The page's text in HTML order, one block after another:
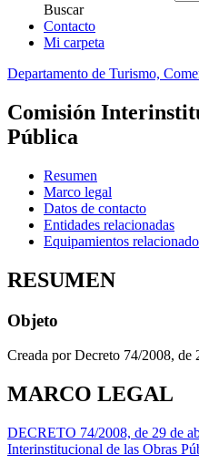
Buscar
Contacto
Mi carpeta
Departamento de Turismo,
Comisión
Pública
Resumen
Marco legal
Datos de contacto
Entidades relacionadas
Equipamientos
RESUMEN
Objeto
Creada por Decreto 74/2008, de
MARCO LEGAL
DECRETO 74/2008, de 29 de
Interinstitucional de las Obras